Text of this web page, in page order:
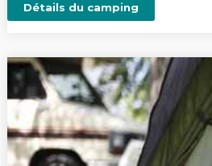
Détails du camping